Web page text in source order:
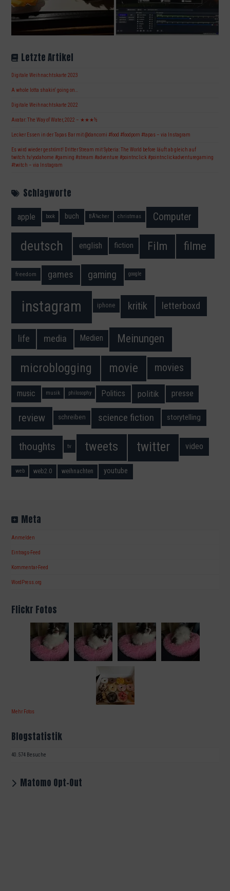
Letzte Artikel
Digitale Weihnachtskarte 2023
A whole lotta shakin‘ going on…
Digitale Weihnachtskarte 2022
Avatar: The Way of Water, 2022 – ★★★½
Lecker Essen in der Tapas Bar mit @dancorni #food #foodporn #tapas – via Instagram
Es wird wieder geströmt! Dritter Stream mit Syberia: The World before läuft ab gleich auf
twitch.tv/yodahome #gaming #stream #adventure #pointnclick #pointnclickadventuregaming
#twitch – via Instagram
Schlagworte
apple book buch BÃ¼cher christmas Computer
deutsch english fiction Film filme
freedom games gaming google
instagram iphone kritik letterboxd
life media Medien Meinungen
microblogging movie movies
music musik philosophy Politics politik presse
review schreiben science fiction storytelling
thoughts tv tweets twitter video
web web2.0 weihnachten youtube
Meta
Anmelden
Eintrags-Feed
Kommentar-Feed
WordPress.org
Flickr Fotos
Mehr Fotos
Blogstatistik
40.574 Besuche
Matomo Opt-Out